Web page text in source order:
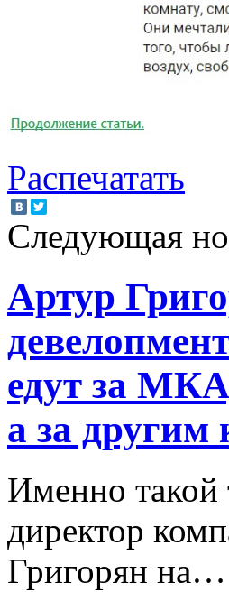
Распечатать
Следующая
Артур
едут за
а за другим
Именно такой
директор
Григорян на…